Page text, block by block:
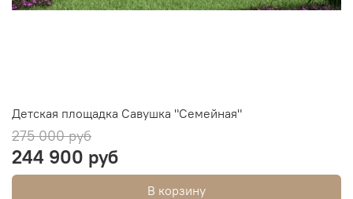
Детская площадка Савушка "Семейная"
275 000 руб
244 900 руб
В корзину